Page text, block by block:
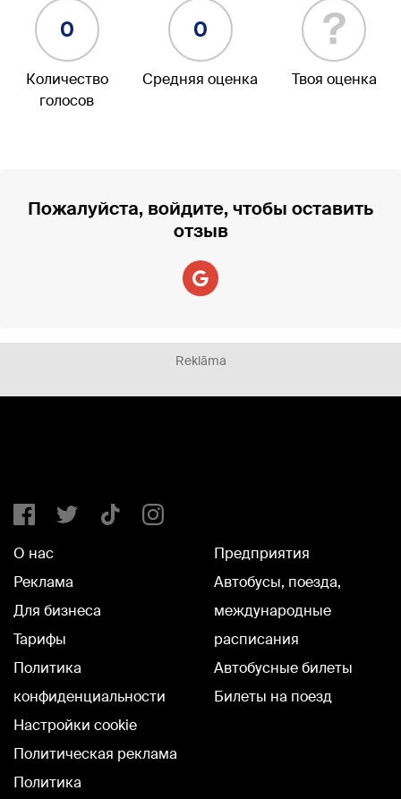
0
Количество
голосов
0
Средняя оценка
?
Твоя оценка
Пожалуйста, войдите, чтобы оставить
отзыв
Reklāma
О нас
Реклама
Для бизнеса
Тарифы
Политика
конфиденциальности
Настройки cookie
Политическая реклама
Политика
Предприятия
Автобусы, поезда,
международные
расписания
Автобусные билеты
Билеты на поезд